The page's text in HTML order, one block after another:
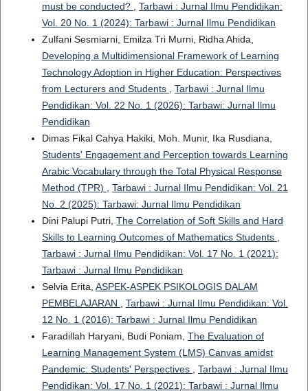
must be conducted? , Tarbawi : Jurnal Ilmu Pendidikan:
Vol. 20 No. 1 (2024): Tarbawi : Jurnal Ilmu Pendidikan
Zulfani Sesmiarni, Emilza Tri Murni, Ridha Ahida,
Developing a Multidimensional Framework of Learning
Technology Adoption in Higher Education: Perspectives
from Lecturers and Students , Tarbawi : Jurnal Ilmu
Pendidikan: Vol. 22 No. 1 (2026): Tarbawi: Jurnal Ilmu
Pendidikan
Dimas Fikal Cahya Hakiki, Moh. Munir, Ika Rusdiana,
Students' Engagement and Perception towards Learning
Arabic Vocabulary through the Total Physical Response
Method (TPR) , Tarbawi : Jurnal Ilmu Pendidikan: Vol. 21
No. 2 (2025): Tarbawi: Jurnal Ilmu Pendidikan
Dini Palupi Putri, The Correlation of Soft Skills and Hard
Skills to Learning Outcomes of Mathematics Students ,
Tarbawi : Jurnal Ilmu Pendidikan: Vol. 17 No. 1 (2021):
Tarbawi : Jurnal Ilmu Pendidikan
Selvia Erita, ASPEK-ASPEK PSIKOLOGIS DALAM
PEMBELAJARAN , Tarbawi : Jurnal Ilmu Pendidikan: Vol.
12 No. 1 (2016): Tarbawi : Jurnal Ilmu Pendidikan
Faradillah Haryani, Budi Poniam, The Evaluation of
Learning Management System (LMS) Canvas amidst
Pandemic: Students' Perspectives , Tarbawi : Jurnal Ilmu
Pendidikan: Vol. 17 No. 1 (2021): Tarbawi : Jurnal Ilmu